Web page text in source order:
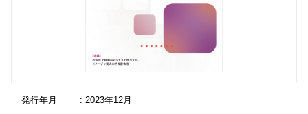
発行年月
: 2023年12月